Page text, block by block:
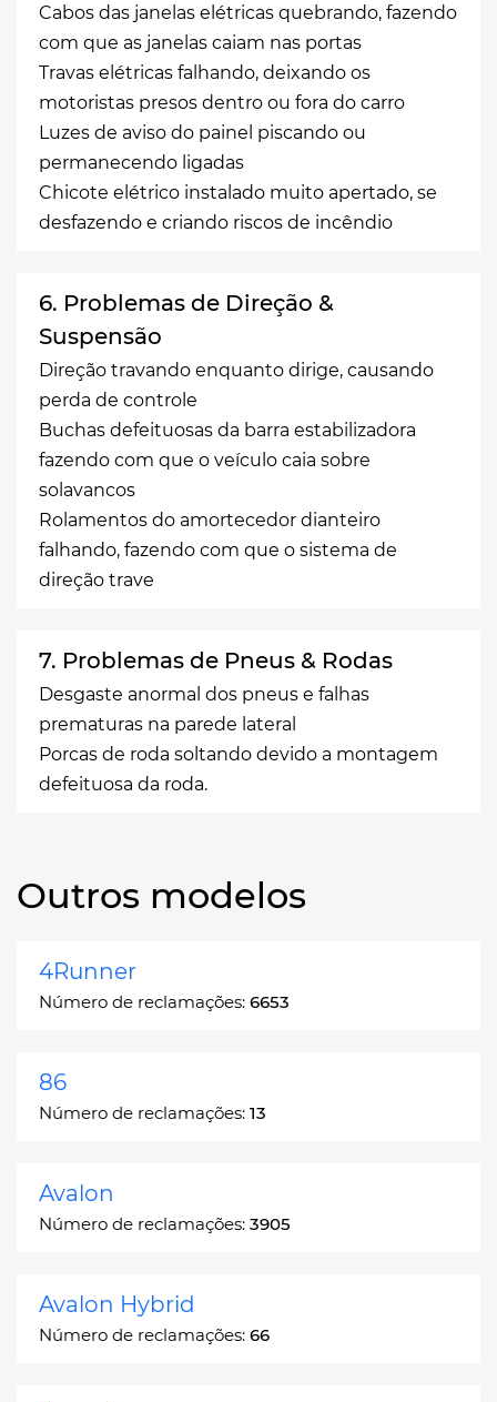
Cabos das janelas elétricas quebrando, fazendo
com que as janelas caiam nas portas
Travas elétricas falhando, deixando os
motoristas presos dentro ou fora do carro
Luzes de aviso do painel piscando ou
permanecendo ligadas
Chicote elétrico instalado muito apertado, se
desfazendo e criando riscos de incêndio
6. Problemas de Direção &
Suspensão
Direção travando enquanto dirige, causando
perda de controle
Buchas defeituosas da barra estabilizadora
fazendo com que o veículo caia sobre
solavancos
Rolamentos do amortecedor dianteiro
falhando, fazendo com que o sistema de
direção trave
7. Problemas de Pneus & Rodas
Desgaste anormal dos pneus e falhas
prematuras na parede lateral
Porcas de roda soltando devido a montagem
defeituosa da roda.
Outros modelos
4Runner
Número de reclamações: 6653
86
Número de reclamações: 13
Avalon
Número de reclamações: 3905
Avalon Hybrid
Número de reclamações: 66